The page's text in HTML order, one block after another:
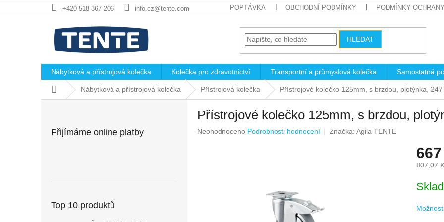
na
+420 518 367 206 info.cz@tente.com POPTÁVKA OBCHODNÍ PODMÍNKY PODMÍNKY
HLEDAT
Nábytková a přístrojová kolečka Kolečka pro zdravotnictví Transportní a průmyslová kolečka Samostatná
Domů Nábytková a přístrojová kolečka Přístrojová kolečka Přístrojové kolečko 125mm, s brzdou, plotýnka,
Přijímáme online platby
Top 10 produktů
Přístrojové kolečko 125mm, s brzdou,
Průměrné
Neohodnoceno Podrobnosti hodnocení Značka: Agila TENTE
807,07
cena: